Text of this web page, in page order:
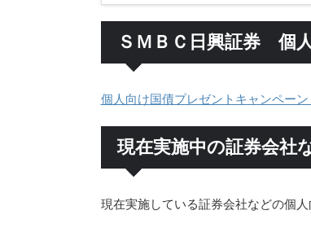
ＳＭＢＣ日興証券 個
個人向け国債プレゼントキャンペー
現在実施中の証券会社
現在実施している証券会社などの個